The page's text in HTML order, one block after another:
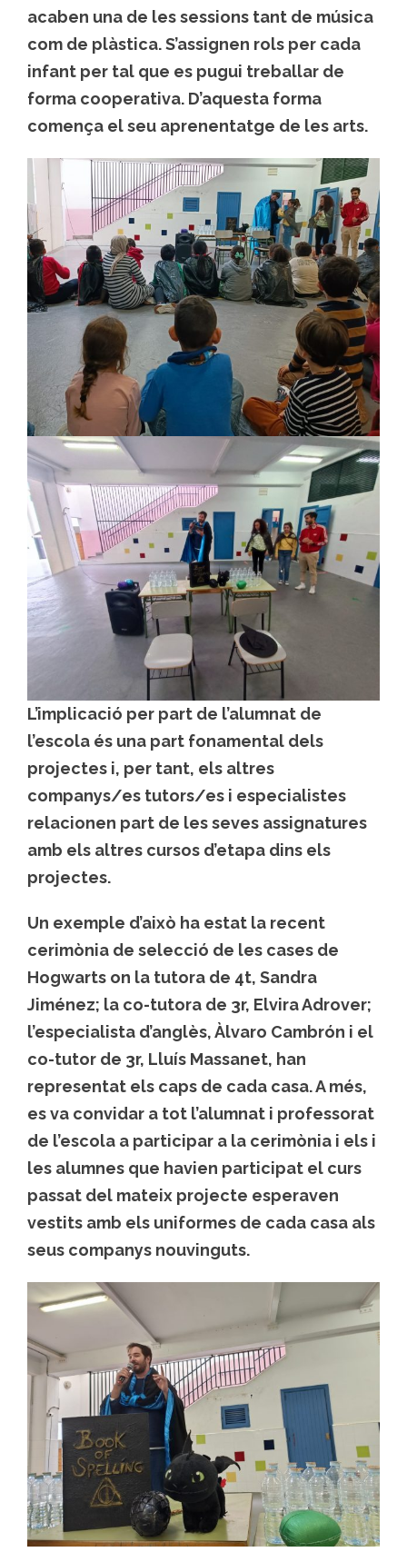
acaben una de les sessions tant de música
com de plàstica. S’assignen rols per cada
infant per tal que es pugui treballar de
forma cooperativa. D’aquesta forma
comença el seu aprenentatge de les arts.
L’implicació per part de l’alumnat de
l’escola és una part fonamental dels
projectes i, per tant, els altres
companys/es tutors/es i especialistes
relacionen part de les seves assignatures
amb els altres cursos d’etapa dins els
projectes.
Un exemple d’això ha estat la recent
cerimònia de selecció de les cases de
Hogwarts on la tutora de 4t, Sandra
Jiménez; la co-tutora de 3r, Elvira Adrover;
l’especialista d’anglès, Àlvaro Cambrón i el
co-tutor de 3r, Lluís Massanet, han
representat els caps de cada casa. A més,
es va convidar a tot l’alumnat i professorat
de l’escola a participar a la cerimònia i els i
les alumnes que havien participat el curs
passat del mateix projecte esperaven
vestits amb els uniformes de cada casa als
seus companys nouvinguts.